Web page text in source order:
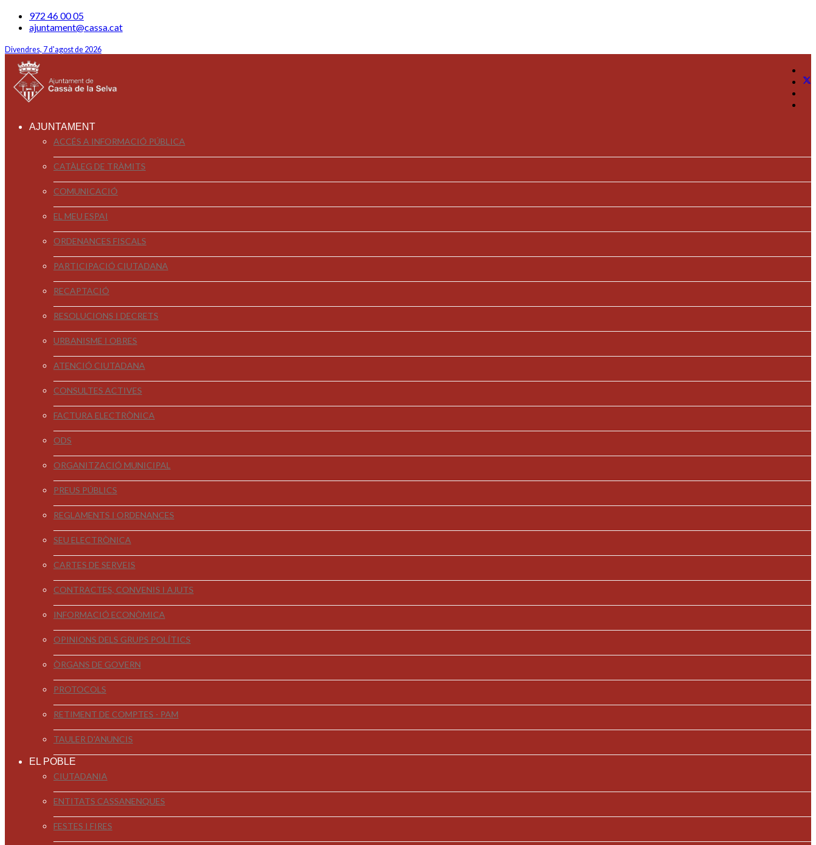
972 46 00 05
ajuntament@cassa.cat
Divendres, 7 d'agost de 2026
AJUNTAMENT
ACCÉS A INFORMACIÓ PÚBLICA
CATÀLEG DE TRÀMITS
COMUNICACIÓ
EL MEU ESPAI
ORDENANCES FISCALS
PARTICIPACIÓ CIUTADANA
RECAPTACIÓ
RESOLUCIONS I DECRETS
URBANISME I OBRES
ATENCIÓ CIUTADANA
CONSULTES ACTIVES
FACTURA ELECTRÒNICA
ODS
ORGANITZACIÓ MUNICIPAL
PREUS PÚBLICS
REGLAMENTS I ORDENANCES
SEU ELECTRÒNICA
CARTES DE SERVEIS
CONTRACTES, CONVENIS I AJUTS
INFORMACIÓ ECONÒMICA
OPINIONS DELS GRUPS POLÍTICS
ÒRGANS DE GOVERN
PROTOCOLS
RETIMENT DE COMPTES - PAM
TAULER D'ANUNCIS
EL POBLE
CIUTADANIA
ENTITATS CASSANENQUES
FESTES I FIRES